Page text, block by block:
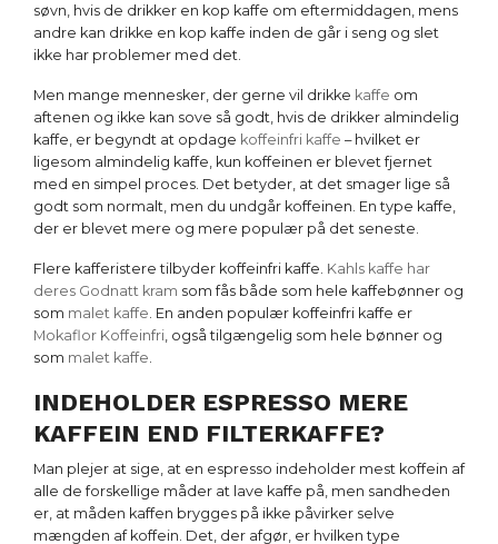
søvn, hvis de drikker en kop kaffe om eftermiddagen, mens
andre kan drikke en kop kaffe inden de går i seng og slet
ikke har problemer med det.
Men mange mennesker, der gerne vil drikke kaffe om
aftenen og ikke kan sove så godt, hvis de drikker almindelig
kaffe, er begyndt at opdage koffeinfri kaffe – hvilket er
ligesom almindelig kaffe, kun koffeinen er blevet fjernet
med en simpel proces. Det betyder, at det smager lige så
godt som normalt, men du undgår koffeinen. En type kaffe,
der er blevet mere og mere populær på det seneste.
Flere kafferistere tilbyder koffeinfri kaffe. Kahls kaffe har
deres Godnatt kram som fås både som hele kaffebønner og
som malet kaffe . En anden populær koffeinfri kaffe er
Mokaflor Koffeinfri , også tilgængelig som hele bønner og
som malet kaffe
INDEHOLDER ESPRESSO MERE
KAFFEIN END FILTERKAFFE?
Man plejer at sige, at en espresso indeholder mest koffein af
alle de forskellige måder at lave kaffe på, men sandheden
er, at måden kaffen brygges på ikke påvirker selve
mængden af koffein. Det, der afgør, er hvilken type